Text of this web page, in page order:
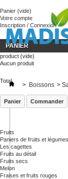
Panier (vide)
Votre compte
Inscription / Connexion
PANIER
product (vide)
Aucun produit
Total
Panier Commander
Fruits
Paniers de fruits et légumes
Les cagettes
Fruits au détail
Fruits secs
Melon
Fraises et fruits rouges
> Boissons >